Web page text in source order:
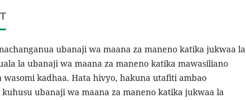
ubanaji wa maana za maneno katika jukwaa la
la ubanaji wa maana za maneno katika mawasiliano
wasomi kadhaa. Hata hivyo, hakuna utafiti ambao
ubanaji wa maana za maneno katika jukwaa la